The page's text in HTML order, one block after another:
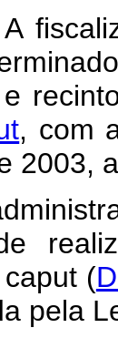
, com
2003,
(
pela